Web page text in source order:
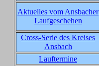
Aktuelles vom Ansbacher
Laufgeschehen
Cross-Serie des Kreises
Ansbach
Lauftermine